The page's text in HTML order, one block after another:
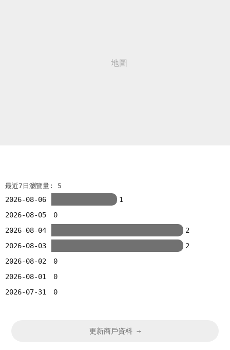
最近7日瀏覽量: 5
2026-08-06
1
2026-08-05
0
2026-08-04
2
2026-08-03
2
2026-08-02
0
2026-08-01
0
2026-07-31
0
更新商戶資料 →